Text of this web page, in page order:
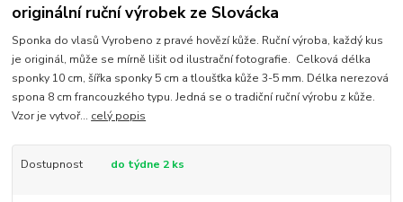
originální ruční výrobek ze Slovácka
Sponka do vlasů Vyrobeno z pravé hovězí kůže. Ruční výroba, každý kus
je originál, může se mírně lišit od ilustrační fotografie. Celková délka
sponky 10 cm, šířka sponky 5 cm a tloušťka kůže 3-5 mm. Délka nerezová
spona 8 cm francouzkého typu. Jedná se o tradiční ruční výrobu z kůže.
Vzor je vytvoř... celý popis
Dostupnost do týdne 2 ks